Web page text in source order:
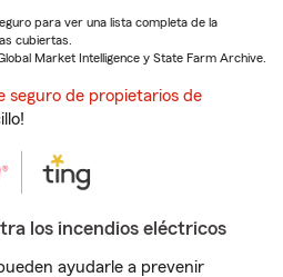
para ver una lista completa de la
cubiertas.
Market Intelligence y State Farm Archive.
seguro de propietarios de
los incendios eléctricos
ayudarle a prevenir